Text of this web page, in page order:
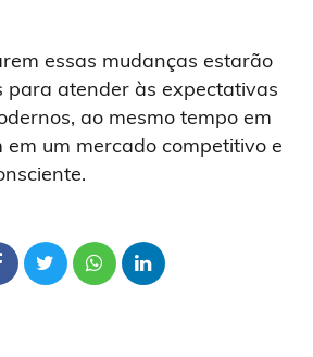
essas mudanças estarão
para atender às expectativas
ao mesmo tempo em
em um mercado competitivo e